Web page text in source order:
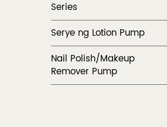
Series
Serye ng Lotion Pump
Nail Polish/Makeup
Remover Pump